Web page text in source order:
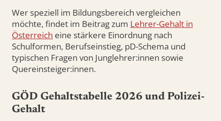
Wer speziell im Bildungsbereich vergleichen
möchte, findet im Beitrag zum Lehrer-Gehalt in
Österreich eine stärkere Einordnung nach
Schulformen, Berufseinstieg, pD-Schema und
typischen Fragen von Junglehrer:innen sowie
Quereinsteiger:innen.
GÖD Gehaltstabelle 2026 und Polizei-
Gehalt